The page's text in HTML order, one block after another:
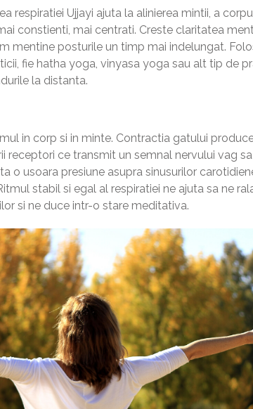
respiratiei Ujjayi ajuta la alinierea mintii, a
constienti, mai centrati. Creste claritatea
mentine posturile un timp mai indelungat.
fie hatha yoga, vinyasa yoga sau alt tip de
la distanta.
in corp si in minte. Contractia gatului
receptori ce transmit un semnal nervului vag
o usoara presiune asupra sinusurilor
stabil si egal al respiratiei ne ajuta sa ne
si ne duce intr-o stare meditativa.